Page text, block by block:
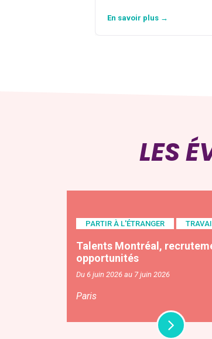
En savoir plus →
LES
PARTIR À L'ÉTRANGER
Talents Montréal,
opportunités
Du 6 juin 2026 au 7 juin 2026
Paris